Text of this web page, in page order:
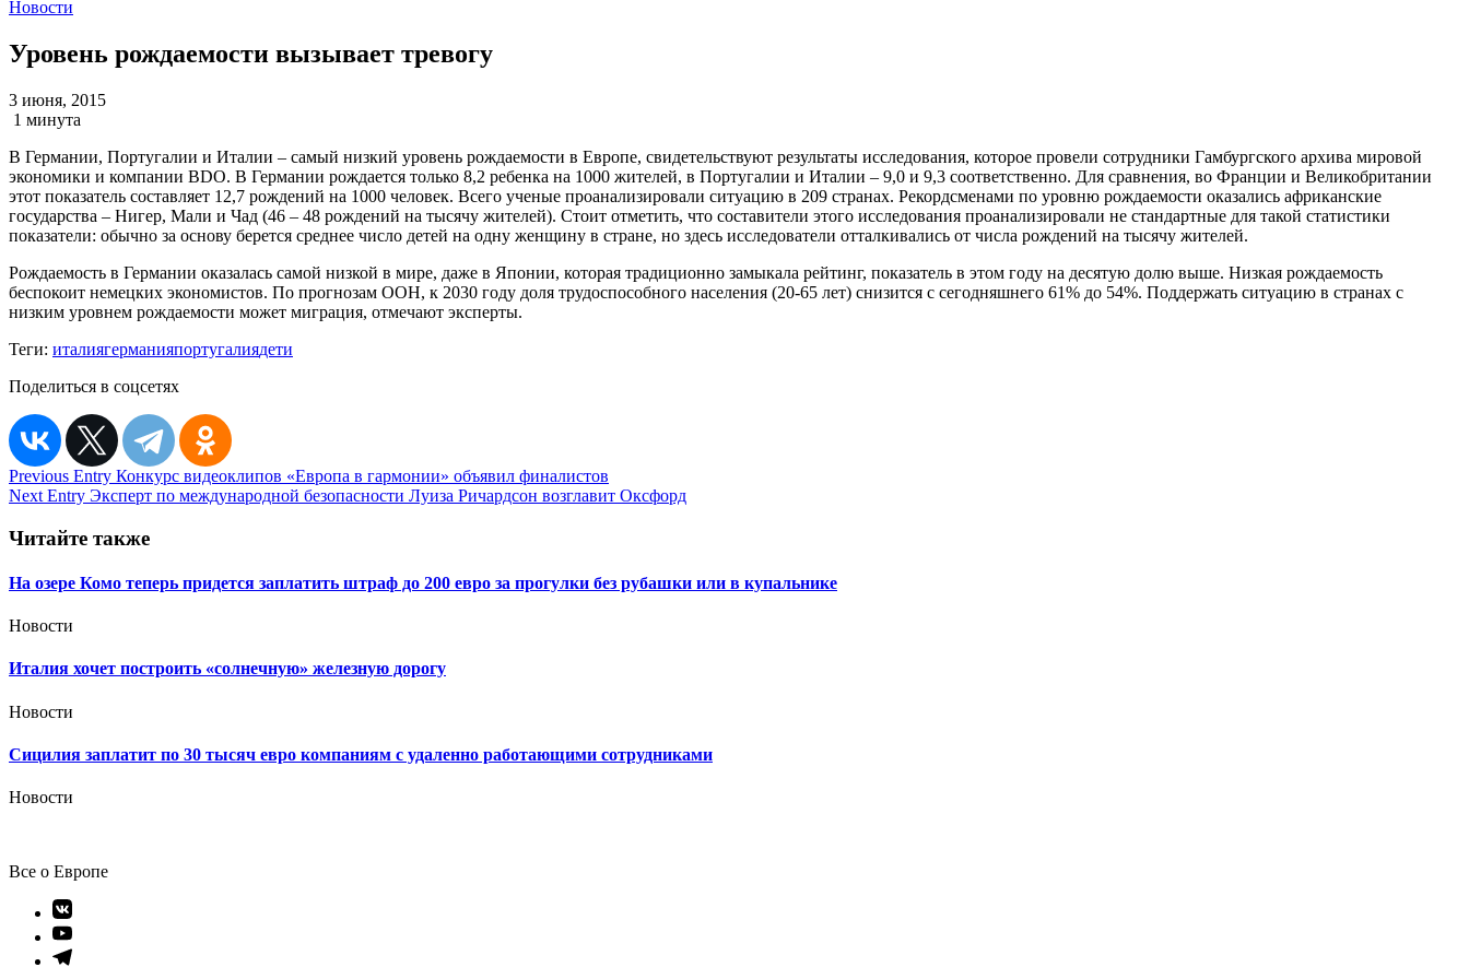
Новости
Уровень рождаемости вызывает тревогу
3 июня, 2015
1 минута
В Германии, Португалии и Италии – самый низкий уровень рождаемости в Европе, свидетельствуют результаты исследования, которое провели сотрудники Гамбургского архива мировой
экономики и компании BDO. В Германии рождается только 8,2 ребенка на 1000 жителей, в Португалии и Италии – 9,0 и 9,3 соответственно. Для сравнения, во Франции и Великобритании
этот показатель составляет 12,7 рождений на 1000 человек. Всего ученые проанализировали ситуацию в 209 странах. Рекордсменами по уровню рождаемости оказались африканские
государства – Нигер, Мали и Чад (46 – 48 рождений на тысячу жителей). Стоит отметить, что составители этого исследования проанализировали не стандартные для такой статистики
показатели: обычно за основу берется среднее число детей на одну женщину в стране, но здесь исследователи отталкивались от числа рождений на тысячу жителей.
Рождаемость в Германии оказалась самой низкой в мире, даже в Японии, которая традиционно замыкала рейтинг, показатель в этом году на десятую долю выше. Низкая рождаемость
беспокоит немецких экономистов. По прогнозам ООН, к 2030 году доля трудоспособного населения (20-65 лет) снизится с сегодняшнего 61% до 54%. Поддержать ситуацию в странах с
низким уровнем рождаемости может миграция, отмечают эксперты.
Теги: италиягерманияпортугалиядети
Поделиться в соцсетях
Навигация
по
записям
Previous Entry Конкурс видеоклипов «Европа в гармонии» объявил финалистов
Next Entry Эксперт по международной безопасности Луиза Ричардсон возглавит Оксфорд
Читайте также
На озере Комо теперь придется заплатить штраф до 200 евро за прогулки без рубашки или в купальнике
Новости
Италия хочет построить «солнечную» железную дорогу
Новости
Сицилия заплатит по 30 тысяч евро компаниям с удаленно работающими сотрудниками
Новости
Все о Европе
Элемент
меню
Элемент
меню
Элемент